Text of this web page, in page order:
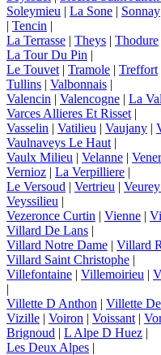
Soleymieu | La Sone | Sonnay
| Tencin |
La Terrasse | Theys | Thodure
La Tour Du Pin |
Le Touvet | Tramole | Treffort
Tullins | Valbonnais |
Valencin | Valencogne | La
Varces Allieres Et Risset |
Vasselin | Vatilieu | Vaujany |
Vaulnaveys Le Haut |
Vaulx Milieu | Velanne |
Vernioz | La Verpilliere |
Le Versoud | Vertrieu |
Veyssilieu |
Vezeronce Curtin | Vienne |
Villard De Lans |
Villard Notre Dame | Villard
Villard Saint Christophe |
Villefontaine | Villemoirieu |
|
Villette D Anthon | Villette
Vizille | Voiron | Voissant |
Brignoud | L Alpe D Huez |
Les Deux Alpes |